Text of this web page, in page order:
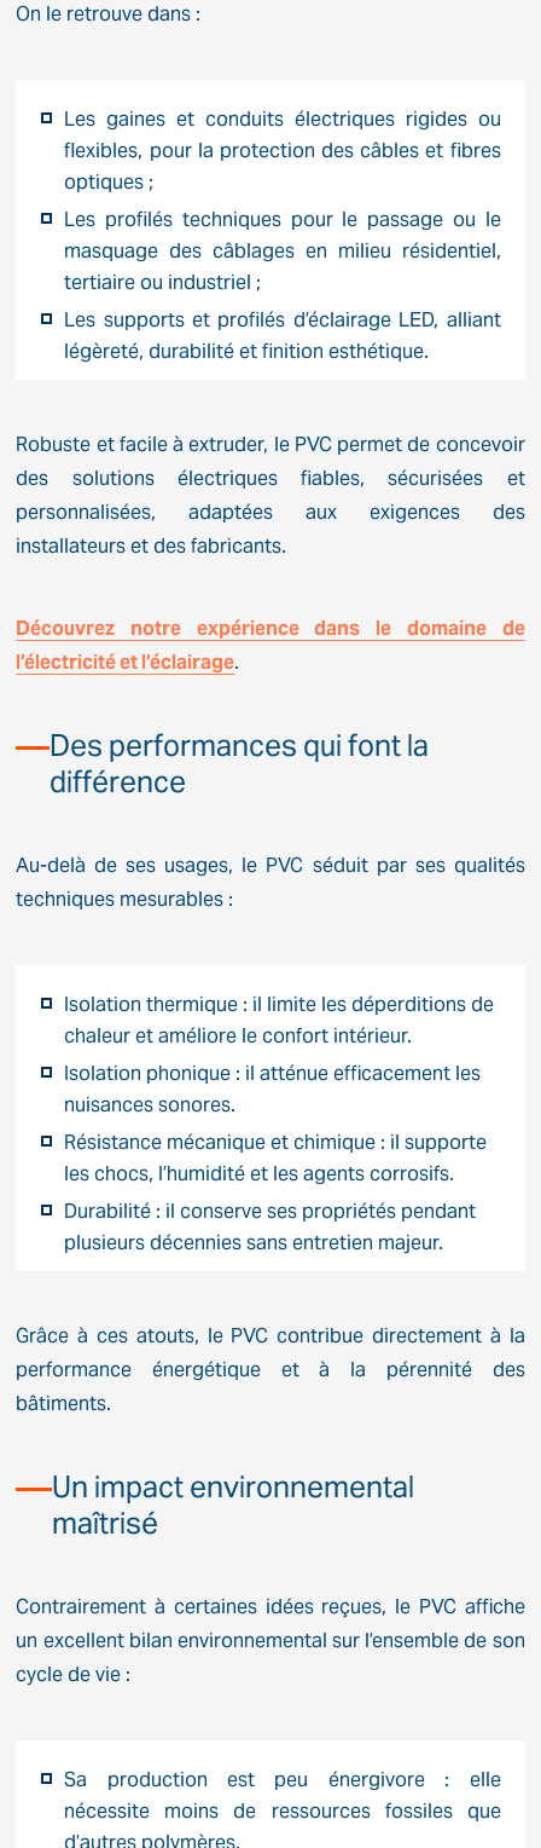
On le retrouve dans :
Les gaines et conduits électriques rigides ou
flexibles, pour la protection des câbles et fibres
optiques ;
Les profilés techniques pour le passage ou le
masquage des câblages en milieu résidentiel,
tertiaire ou industriel ;
Les supports et profilés d’éclairage LED, alliant
légèreté, durabilité et finition esthétique.
Robuste et facile à extruder, le PVC permet de concevoir
des solutions électriques fiables, sécurisées et
personnalisées, adaptées aux exigences des
installateurs et des fabricants.
Découvrez notre expérience dans le domaine de
l’électricité et l’éclairage.
Des performances qui font la
différence
Au-delà de ses usages, le PVC séduit par ses qualités
techniques mesurables :
Isolation thermique : il limite les déperditions de
chaleur et améliore le confort intérieur.
Isolation phonique : il atténue efficacement les
nuisances sonores.
Résistance mécanique et chimique : il supporte
les chocs, l’humidité et les agents corrosifs.
Durabilité : il conserve ses propriétés pendant
plusieurs décennies sans entretien majeur.
Grâce à ces atouts, le PVC contribue directement à la
performance énergétique et à la pérennité des
bâtiments.
Un impact environnemental
maîtrisé
Contrairement à certaines idées reçues, le PVC affiche
un excellent bilan environnemental sur l’ensemble de son
cycle de vie :
Sa production est peu énergivore : elle
nécessite moins de ressources fossiles que
d’autres polymères.